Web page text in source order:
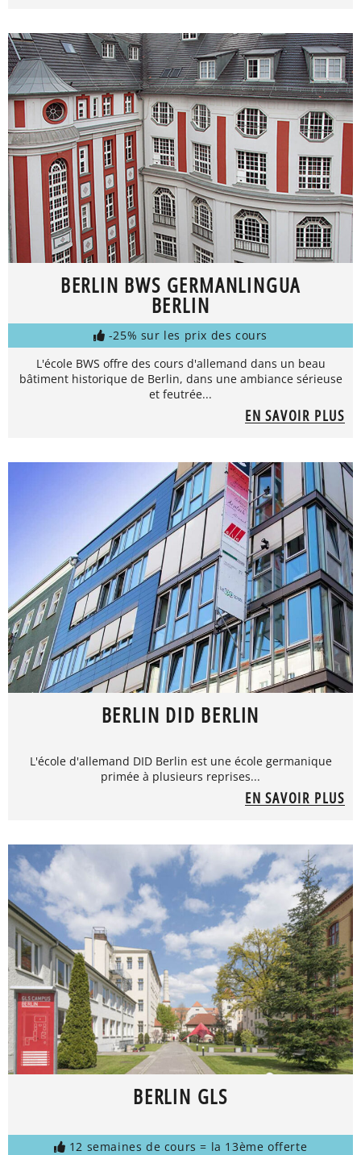
BERLIN BWS GERMANLINGUA
BERLIN
-25% sur les prix des cours
L'école BWS offre des cours d'allemand dans un beau
bâtiment historique de Berlin, dans une ambiance sérieuse
et feutrée...
EN SAVOIR PLUS
BERLIN DID BERLIN
L'école d'allemand DID Berlin est une école germanique
primée à plusieurs reprises...
EN SAVOIR PLUS
BERLIN GLS
12 semaines de cours = la 13ème offerte